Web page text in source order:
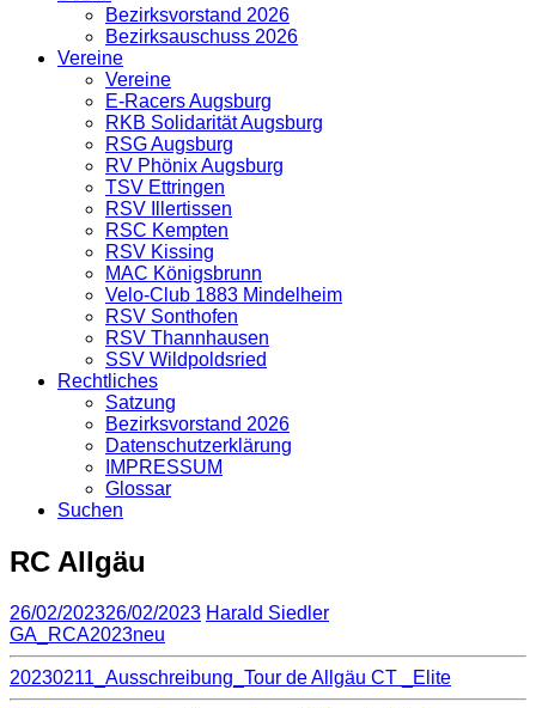
Bezirksvorstand 2026
Bezirksauschuss 2026
Vereine
Vereine
E-Racers Augsburg
RKB Solidarität Augsburg
RSG Augsburg
RV Phönix Augsburg
TSV Ettringen
RSV Illertissen
RSC Kempten
RSV Kissing
MAC Königsbrunn
Velo-Club 1883 Mindelheim
RSV Sonthofen
RSV Thannhausen
SSV Wildpoldsried
Rechtliches
Satzung
Bezirksvorstand 2026
Datenschutzerklärung
IMPRESSUM
Glossar
Suchen
RC Allgäu
26/02/202326/02/2023 Harald Siedler
GA_RCA2023neu
20230211_Ausschreibung_Tour de Allgäu CT _Elite